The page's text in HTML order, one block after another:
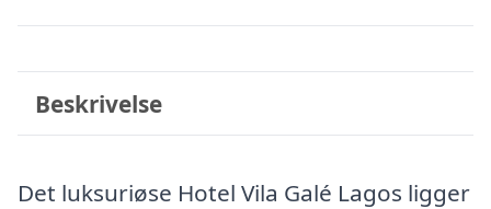
Beskrivelse
Det luksuriøse Hotel Vila Galé Lagos ligger